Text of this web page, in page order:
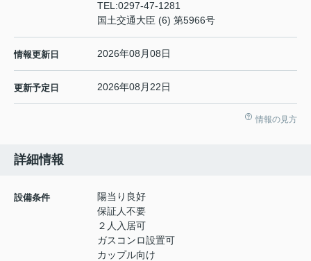
TEL:0297-47-1281
国土交通大臣 (6) 第5966号
情報更新日 2026年08月08日
更新予定日 2026年08月22日
情報の見方
詳細情報
設備条件
陽当り良好
保証人不要
２人入居可
ガスコンロ設置可
カップル向け